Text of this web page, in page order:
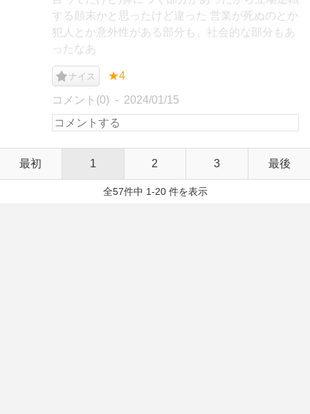
する顛末かと思ったけど違った 営業が死ぬのとか
犯人とか意外性がある部分も、社会的な部分もあ
ったなあ
ナイス ★4
コメント(0) 2024/01/15
最初 1 2 3 最後
全57件中 1-20 件を表示